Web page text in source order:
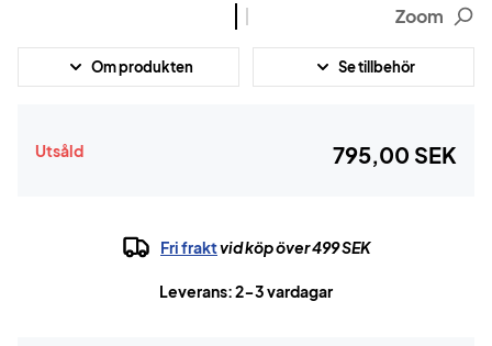
Zoom
Om produkten Se tillbehör
Utsåld 795,00 SEK
Fri fraktvid köp över 499 SEK
Leverans: 2-3 vardagar